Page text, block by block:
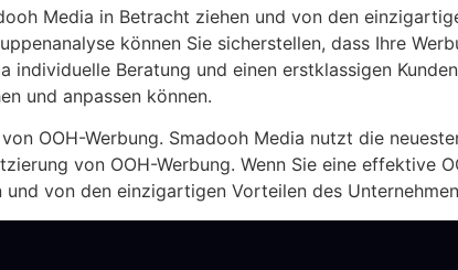
Media in Betracht ziehen und von den
können Sie sicherstellen, dass Ihre
Beratung und einen erstklassigen
und anpassen können.
OOH-Werbung. Smadooh Media nutzt die
von OOH-Werbung. Wenn Sie eine effektive
von den einzigartigen Vorteilen des